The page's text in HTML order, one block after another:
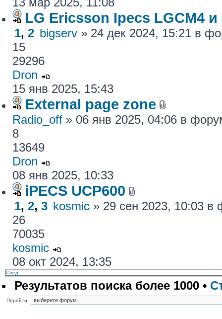
LG Ericsson Ipecs LGCM4 и
1, 2 bigserv » 24 дек 2024, 15:21 в
15
29296
Dron
15 янв 2025, 15:43
External page zone
Radio_off » 06 янв 2025, 04:06 в
8
13649
Dron
08 янв 2025, 10:33
iPECS UCP600
1, 2, 3 kosmic » 29 сен 2023, 10:03
26
70035
kosmic
08 окт 2024, 13:35
След.
Результатов поиска более 1000 •
Перейти: